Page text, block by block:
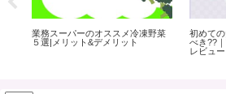
業務スーパーのオススメ冷凍野菜
５選|メリット&デメリット
初めて
べき??
レビュー